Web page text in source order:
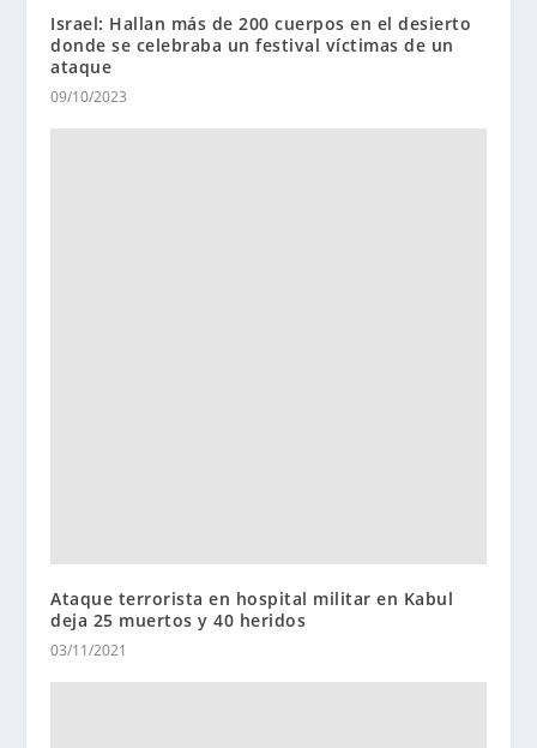
Israel: Hallan más de 200 cuerpos en el desierto
donde se celebraba un festival víctimas de un
ataque
09/10/2023
Ataque terrorista en hospital militar en Kabul
deja 25 muertos y 40 heridos
03/11/2021